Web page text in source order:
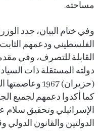
مساحته.
وفي ختام البيان، جدد
الفلسطيني ودعمهم
القابلة للتصرف، وفي
دولته المستقلة ذات
(حزيران) 1967 وعاصمتها القدس الشرقية.
كما أكدوا دعمهم لجميع
الإسرائيلي وتحقيق سلام
الدولتين والقانون